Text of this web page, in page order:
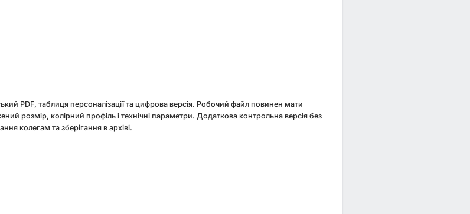
PDF, таблиця персоналізації та цифрова версія. Робочий файл повинен мати
розмір, колірний профіль і технічні параметри. Додаткова контрольна версія без
колегам та зберігання в архіві.